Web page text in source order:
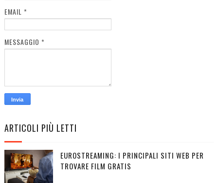
EMAIL *
MESSAGGIO *
ARTICOLI PIÙ LETTI
EUROSTREAMING: I PRINCIPALI SITI WEB PER
TROVARE FILM GRATIS